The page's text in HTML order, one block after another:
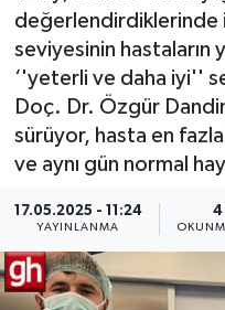
değerlendirdiklerinde
seviyesinin
‘'yeterli ve daha iyi''
Doç. Dr. Özgür
sürüyor, hasta en
ve aynı gün normal
17.05.2025 - 11:24
YAYINLANMA
4